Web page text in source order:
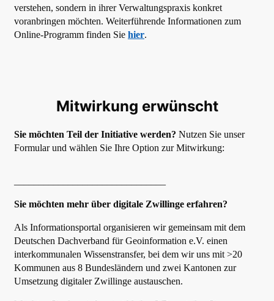
verstehen, sondern in ihrer Verwaltungspraxis konkret
voranbringen möchten. Weiterführende Informationen zum
Online-Programm finden Sie hier.
Mitwirkung erwünscht
Sie möchten Teil der Initiative werden? Nutzen Sie unser
Formular und wählen Sie Ihre Option zur Mitwirkung:
Sie möchten mehr über digitale Zwillinge erfahren?
Als Informationsportal organisieren wir gemeinsam mit dem
Deutschen Dachverband für Geoinformation e.V. einen
interkommunalen Wissenstransfer, bei dem wir uns mit >20
Kommunen aus 8 Bundesländern und zwei Kantonen zur
Umsetzung digitaler Zwillinge austauschen.